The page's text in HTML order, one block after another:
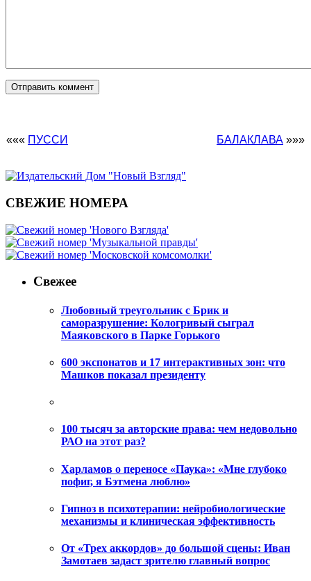
««« ПУССИ БАЛАКЛАВА »»»
СВЕЖИЕ НОМЕРА
Свежее
Любовный треугольник с Брик и
саморазрушение: Кологривый сыграл
Маяковского в Парке Горького
600 экспонатов и 17 интерактивных зон: что
Машков показал президенту
100 тысяч за авторские права: чем недовольно
РАО на этот раз?
Харламов о переносе «Паука»: «Мне глубоко
пофиг, я Бэтмена люблю»
Гипноз в психотерапии: нейробиологические
механизмы и клиническая эффективность
От «Трех аккордов» до большой сцены: Иван
Замотаев задаст зрителю главный вопрос